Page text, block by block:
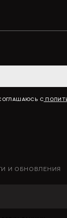
С
И ОБНОВЛЕНИЯ